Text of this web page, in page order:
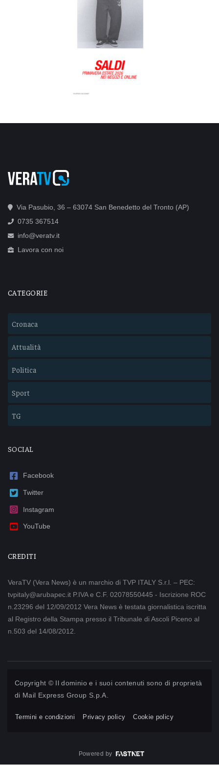
Via Pasubio, 36 – 63074 San Benedetto del Tronto (AP)
0735 367514
info@veratv.it
Lavora con noi
CATEGORIE
Cronaca
Attualità
Politica
Sport
TG
SOCIAL
Facebook
Twitter
Instagram
YouTube
CREDITI
VeraTV (Vera News) è un marchio di TVP ITALY S.r.l. – PEC:
tvpitaly@arubapec.it P.IVA e C.F. 02078550445 - Iscrizione ROC
n.23296 del 12/09/2012 Vera News è testata giornalistica iscritta
al Registro della Stampa presso il Tribunale di Ascoli Piceno al
n.503 del 14/08/2012.
Copyright © Il dominio e i suoi contenuti sono di proprietà
di Mail Express Group S.p.A.
Termini e condizioni Privacy policy Cookie policy
Powered by